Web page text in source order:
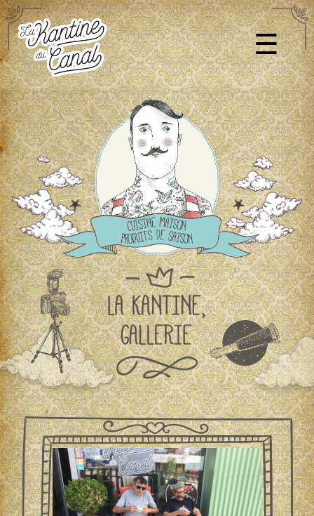
×
ACCUEIL
À PROPOS
ÉCO RESPONSABLE
BOUTIQUE
GALERIE
LOUEZ LA KANTINE
CONTACT
☰